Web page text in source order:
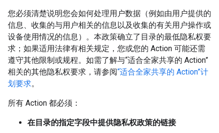
您必须清楚说明您会如何处理用户数据（例如由用户提供的
信息、收集的与用户相关的信息以及收集的有关用户操作或
设备使用情况的信息）。本政策确立了目录的最低隐私权要
求；如果适用法律有相关规定，您或您的 Action 可能还需
遵守其他限制或规程。如需了解与“适合全家共享的 Action”
相关的其他隐私权要求，请参阅“适合全家共享的 Action”计
划要求。
所有 Action 都必须：
在目录的指定字段中提供隐私权政策的链接